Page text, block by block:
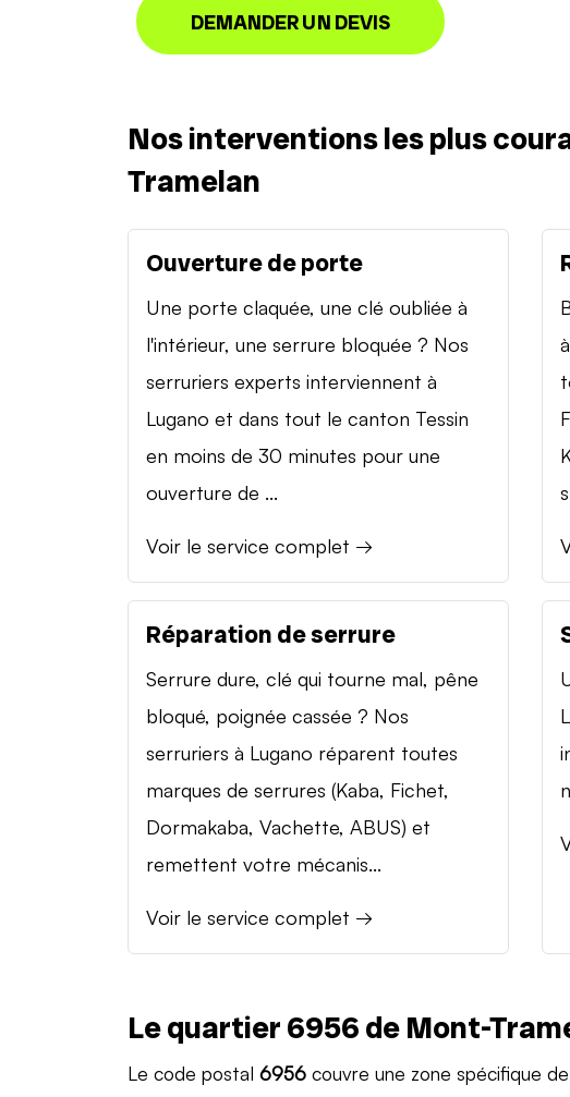
DEMANDER UN DEVIS
Nos interventions les plus
Tramelan
Ouverture de porte
Une porte claquée, une clé oubliée à
l'intérieur, une serrure bloquée ? Nos
serruriers experts interviennent à
Lugano et dans tout le canton Tessin
en moins de 30 minutes pour une
ouverture de ...
Voir le service complet →
Réparation de serrure
Serrure dure, clé qui tourne mal, pêne
bloqué, poignée cassée ? Nos
serruriers à Lugano réparent toutes
marques de serrures (Kaba, Fichet,
Dormakaba, Vachette, ABUS) et
remettent votre mécanis...
Voir le service complet →
Le quartier 6956 de Mont-
Le code postal 6956 couvre une zone spécifique